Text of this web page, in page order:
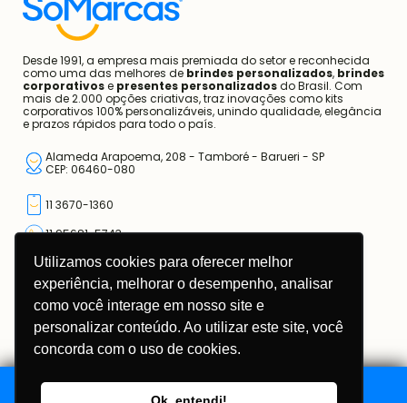
Utilizamos cookies para oferecer melhor
experiência, melhorar o desempenho, analisar
como você interage em nosso site e
personalizar conteúdo. Ao utilizar este site, você
concorda com o uso de cookies.
Desde 1991, a empresa mais premiada do setor e reconhecida
como uma das melhores debrindes personalizados
mais de 2.000 opções criativas, traz inovações como kits
corporativos 100% personalizáveis, unindo qualidade, elegância
CEP: 06460-080
11 3670-1360
11 95681-5743
atendimento@somarcas.com.br
SO MARCAS COMERCIAL LTDA.
Contato
Blog